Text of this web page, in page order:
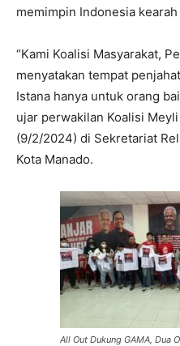
memimpin Indonesia
“Kami Koalisi Masyarakat,
menyatakan tempat
Istana hanya untuk orang
ujar perwakilan Koalisi
(9/2/2024) di Sekretariat
Kota Manado.
All Out Dukung GAMA, Dua